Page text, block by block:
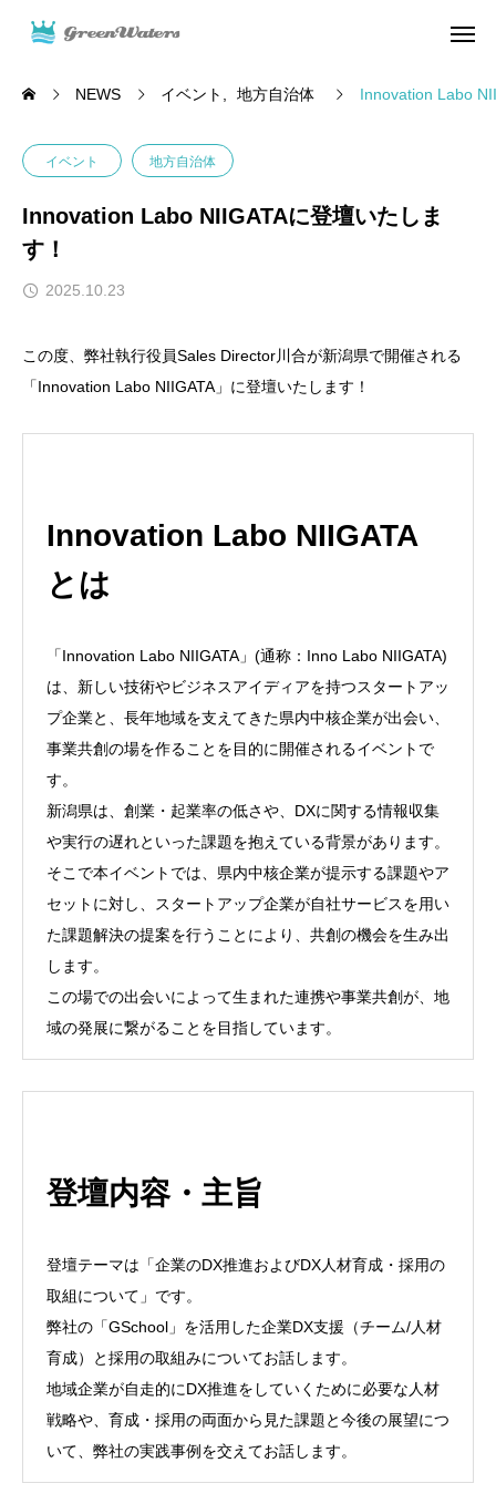
NEWS イベント 地方自治体 Innovation Labo
イベント 地方自治体
Innovation Labo NIIGATAに登壇いたしま
す！
2025.10.23
この度、弊社執行役員Sales Director川合が新潟県で開催される
「Innovation Labo NIIGATA」に登壇いたします！
Innovation Labo NIIGATA
とは
「Innovation Labo NIIGATA」(通称：Inno Labo NIIGATA)
は、新しい技術やビジネスアイディアを持つスタートアッ
プ企業と、長年地域を支えてきた県内中核企業が出会い、
事業共創の場を作ることを目的に開催されるイベントで
す。
新潟県は、創業・起業率の低さや、DXに関する情報収集
や実行の遅れといった課題を抱えている背景があります。
そこで本イベントでは、県内中核企業が提示する課題やア
セットに対し、スタートアップ企業が自社サービスを用い
た課題解決の提案を行うことにより、共創の機会を生み出
します。
この場での出会いによって生まれた連携や事業共創が、地
域の発展に繋がることを目指しています。
登壇内容・主旨
登壇テーマは「企業のDX推進およびDX人材育成・採用の
取組について」です。
弊社の「GSchool」を活用した企業DX支援（チーム/人材
育成）と採用の取組みについてお話します。
地域企業が自走的にDX推進をしていくために必要な人材
戦略や、育成・採用の両面から見た課題と今後の展望につ
いて、弊社の実践事例を交えてお話します。